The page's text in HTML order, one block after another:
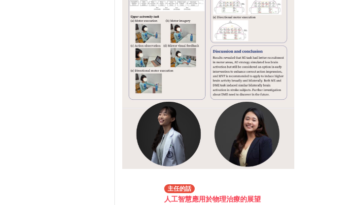
主任的話
人工智慧應用於物理治療的展望